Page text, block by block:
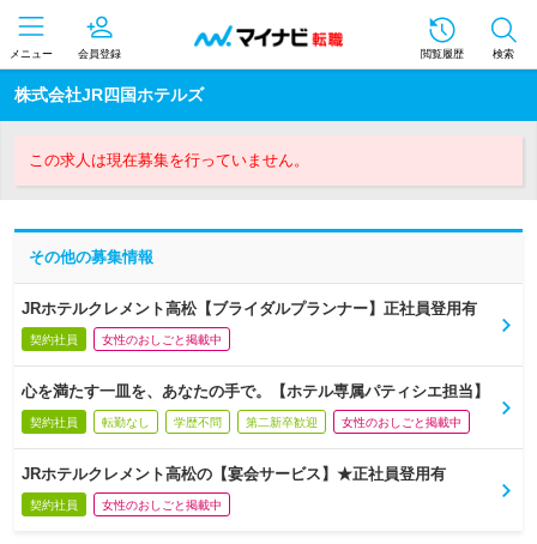
メニュー 会員登録 閲覧履歴 検索
株式会社JR四国ホテルズ
この求人は現在募集を行っていません。
その他の募集情報
JRホテルクレメント高松【ブライダルプランナー】正社員登用有
契約社員 女性のおしごと掲載中
心を満たす一皿を、あなたの手で。【ホテル専属パティシエ担当】
契約社員 転勤なし 学歴不問 第二新卒歓迎 女性のおしごと掲載中
JRホテルクレメント高松の【宴会サービス】★正社員登用有
契約社員 女性のおしごと掲載中